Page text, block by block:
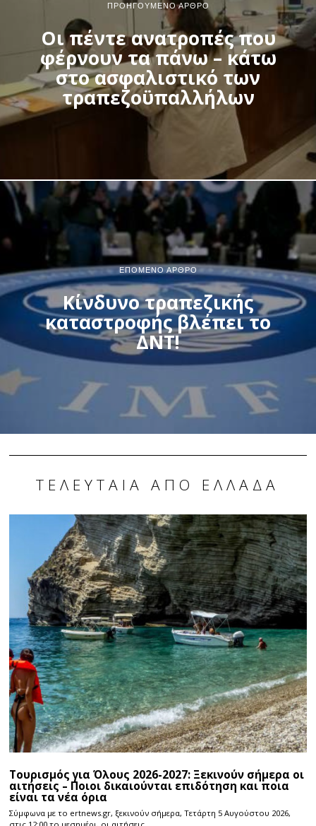
ΠΡΟΗΓΟΎΜΕΝΟ ΆΡΘΡΟ
Οι πέντε ανατροπές που
φέρνουν τα πάνω – κάτω
στο ασφαλιστικό των
τραπεζοϋπαλλήλων
ΕΠΌΜΕΝΟ ΆΡΘΡΟ
Κίνδυνο τραπεζικής
καταστροφής βλέπει το
ΔΝΤ!
ΤΕΛΕΥΤΑΊΑ ΑΠΌ ΕΛΛΆΔΑ
Τουρισμός για Όλους 2026-2027: Ξεκινούν σήμερα οι
αιτήσεις – Ποιοι δικαιούνται επιδότηση και ποια
είναι τα νέα όρια
Σύμφωνα με το ertnews.gr, ξεκινούν σήμερα, Τετάρτη 5 Αυγούστου 2026,